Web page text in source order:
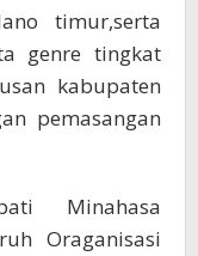
timur,serta
genre tingkat
kabupaten
pemasangan
Minahasa
Oraganisasi